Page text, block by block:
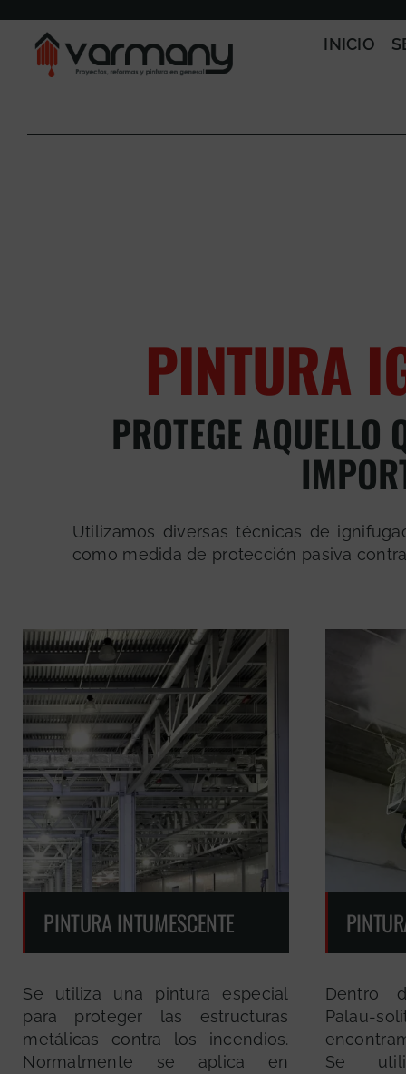
contenido
INICIO
PINTURA
PROTEGE AQUELLO
Utilizamos diversas técnicas de
como medida de protección pasiva
PINTURA INTUMESCENTE
Se utiliza una pintura especial
para proteger las estructuras
metálicas contra los incendios.
Normalmente se aplica en
Dentro
Palau-
Se